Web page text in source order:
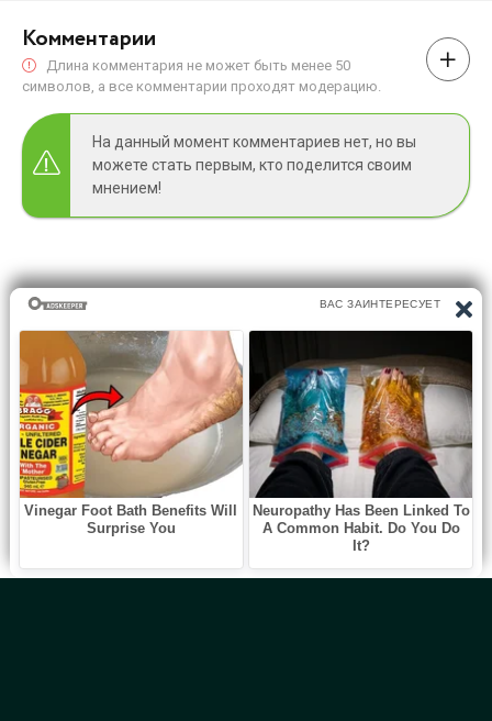
Комментарии
Длина комментария не может быть менее 50
символов, а все комментарии проходят модерацию.
На данный момент комментариев нет, но вы
можете стать первым, кто поделится своим
мнением!